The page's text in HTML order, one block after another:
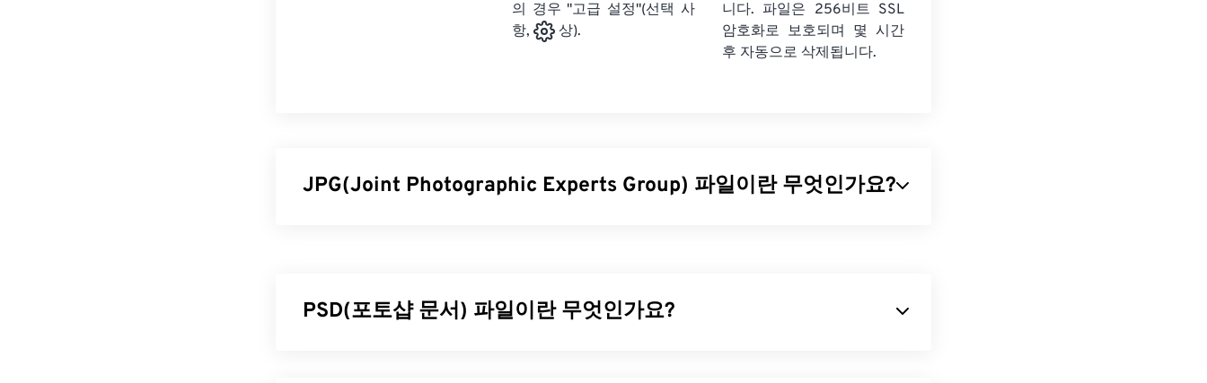
의 경우 "고급 설정"(선택 사
항,
상).
니다. 파일은 256비트 SSL
암호화로 보호되며 몇 시간
후 자동으로 삭제됩니다.
JPG(Joint Photographic Experts Group) 파일이란 무엇인가요?
사용하면 파일 크기를 최대 80%까지 줄일 수 있습니다!
PSD(포토샵 문서) 파일이란 무엇인가요?